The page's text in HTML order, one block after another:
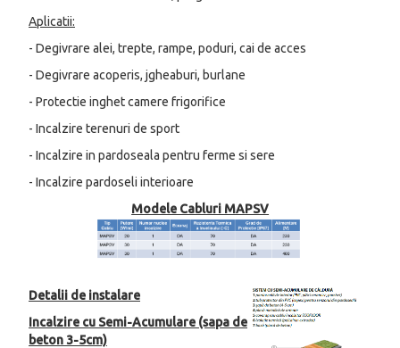
Aplicatii:
- Degivrare alei, trepte, rampe, poduri, cai de acces
- Degivrare acoperis, jgheaburi, burlane
- Protectie inghet camere frigorifice
- Incalzire terenuri de sport
- Incalzire in pardoseala pentru ferme si sere
- Incalzire pardoseli interioare
Modele Cabluri MAPSV
Detalii de instalare
Incalzire cu Semi-Acumulare (sapa de
beton 3-5cm)